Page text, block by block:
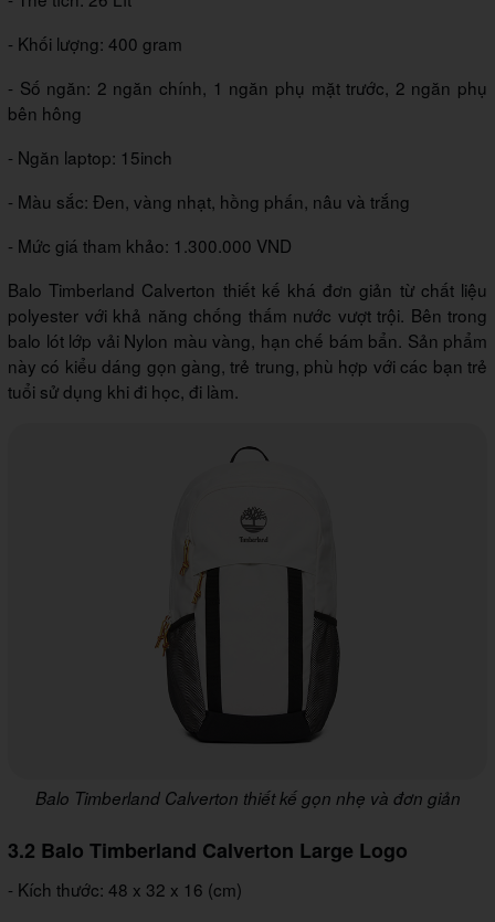
- Khối lượng: 400 gram
- Số ngăn: 2 ngăn chính, 1 ngăn phụ mặt trước, 2 ngăn phụ
bên hông
- Ngăn laptop: 15inch
- Màu sắc: Đen, vàng nhạt, hồng phấn, nâu và trắng
- Mức giá tham khảo: 1.300.000 VND
Balo Timberland Calverton thiết kế khá đơn giản từ chất liệu
polyester với khả năng chống thấm nước vượt trội. Bên trong
balo lót lớp vải Nylon màu vàng, hạn chế bám bẩn. Sản phẩm
này có kiểu dáng gọn gàng, trẻ trung, phù hợp với các bạn trẻ
tuổi sử dụng khi đi học, đi làm.
Balo Timberland Calverton thiết kế gọn nhẹ và đơn giản
3.2 Balo Timberland Calverton Large Logo
- Kích thước: 48 x 32 x 16 (cm)